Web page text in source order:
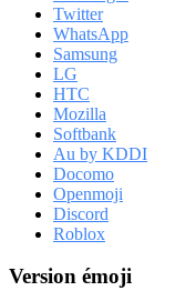
Twitter
WhatsApp
Samsung
LG
HTC
Mozilla
Softbank
Au by KDDI
Docomo
Openmoji
Discord
Roblox
Version émoji